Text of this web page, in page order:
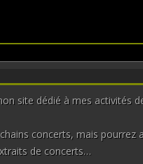
site dédié à mes activités
concerts, mais
de concerts…